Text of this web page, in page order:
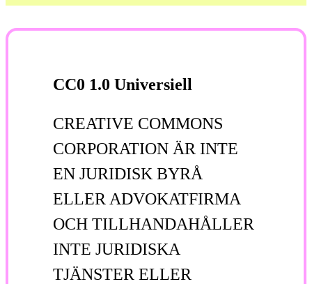
CC0 1.0 Universiell
CREATIVE COMMONS
CORPORATION ÄR INTE
EN JURIDISK BYRÅ
ELLER ADVOKATFIRMA
OCH TILLHANDAHÅLLER
INTE JURIDISKA
TJÄNSTER ELLER